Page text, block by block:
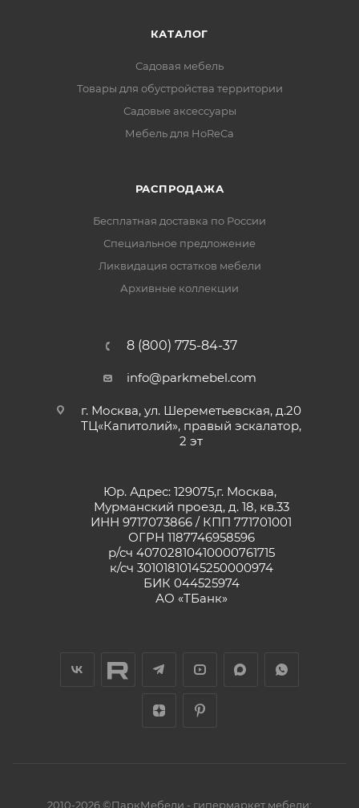
КАТАЛОГ
Садовая мебель
Товары для обустройства территории
Садовые аксессуары
Мебель для HoReCa
РАСПРОДАЖА
Бесплатная доставка по России
Специальное предложение
Ликвидация остатков мебели
Архивные коллекции
8 (800) 775-84-37
info@parkmebel.com
г. Москва, ул. Шереметьевская, д.20
ТЦ«Капитолий», правый эскалатор,
2 эт
Юр. Адрес: 129075,г. Москва,
Мурманский проезд, д. 18, кв.33
ИНН 9717073866 / КПП 771701001
ОГРН 1187746958596
р/сч 40702810410000761715
к/сч 30101810145250000974
БИК 044525974
АО «ТБанк»
2010-2026 ©ПаркМебели - гипермаркет мебели: